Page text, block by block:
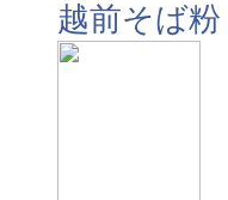
越前そば